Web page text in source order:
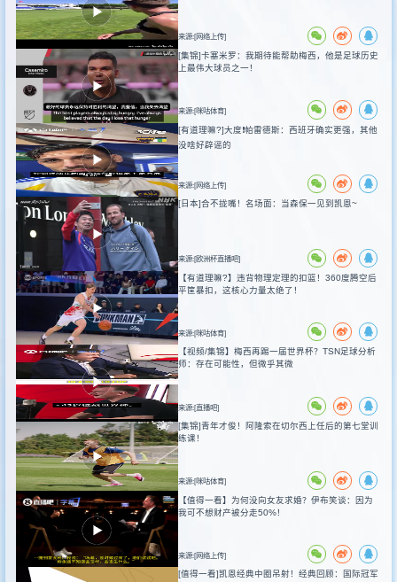
来源:[网络上传]
[集锦]卡塞米罗：我期待能帮助梅西，他是足球历史
上最伟大球员之一！
来源:[咪咕体育]
[有道理嘛?]大度❗️帕雷德斯：西班牙确实更强，其他
没啥好辟谣的
来源:[网络上传]
[日本]合不拢嘴！名场面：当森保一见到凯恩~
来源:[欧洲杯直播吧]
【有道理嘛?】违背物理定理的扣篮！360度腾空后
平筐暴扣，这核心力量太绝了！
来源:[咪咕体育]
【视频/集锦】梅西再踢一届世界杯？TSN足球分析
师：存在可能性，但微乎其微
来源:[直播吧]
[集锦]青年才俊！阿隆索在切尔西上任后的第七堂训
练课！
来源:[咪咕体育]
【值得一看】为何没向女友求婚？伊布笑谈：因为
我可不想财产被分走50%！
来源:[网络上传]
[值得一看]凯恩经典中圈吊射！经典回顾：国际冠军